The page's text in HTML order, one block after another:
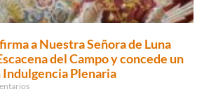
a Nuestra Señora de Luna
del Campo y concede un
Plenaria